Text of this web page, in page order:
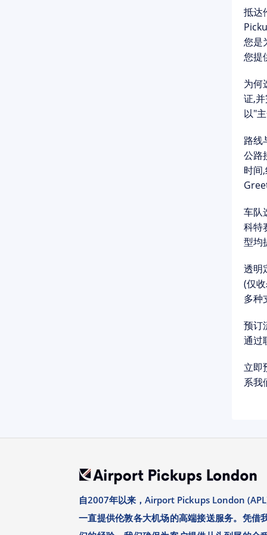
抵达
您是
您提
为何
证,
以"
路线
公路
时间
车队
科特
型均
透明
(仅
多种
预订
通过
立即
系我
自2007年以来，Airport Pickups London
一直提供伦敦各大机场的高端接送服务。凭借